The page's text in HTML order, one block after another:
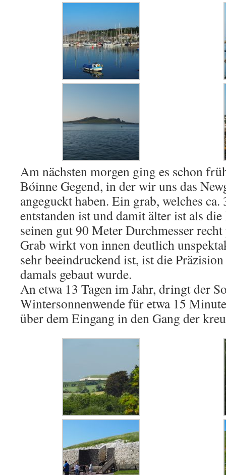
Am nächsten morgen ging es schon
Bóinne Gegend, in der wir uns das
angeguckt haben. Ein grab, welches
entstanden ist und damit älter ist als
seinen gut 90 Meter Durchmesser
Grab wirkt von innen deutlich
sehr beeindruckend ist, ist die
damals gebaut wurde.
An etwa 13 Tagen im Jahr, dringt der
Wintersonnenwende für etwa 15
über dem Eingang in den Gang der